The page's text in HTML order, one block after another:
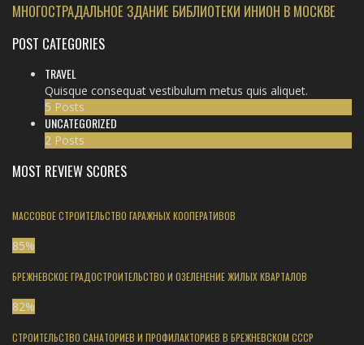
МНОГОСТРАДАЛЬНОЕ ЗДАНИЕ БИБЛИОТЕКИ ИНИОН В МОСКВЕ
POST CATEGORIES
TRAVEL
Quisque consequat vestibulum metus quis aliquet.
5 Posts
UNCATEGORIZED
2 Posts
MOST REVIEW SCORES
МАССОВОЕ СТРОИТЕЛЬСТВО ГАРАЖНЫХ КООПЕРАТИВОВ
85%
БРЕЖНЕВСКОЕ ГРАДОСТРОИТЕЛЬСТВО И ОЗЕЛЕНЕНИЕ ЖИЛЫХ КВАРТАЛОВ
82%
СТРОИТЕЛЬСТВО САНАТОРИЕВ И ПРОФИЛАКТОРИЕВ В БРЕЖНЕВСКОМ СССР